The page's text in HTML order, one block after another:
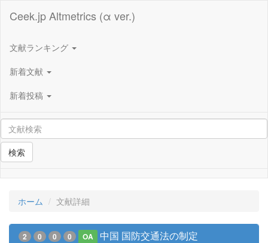
Ceek.jp Altmetrics (α ver.)
文献ランキング
新着文献
新着投稿
検索
ホーム 文献詳細
2 0 0 0 OA 中国 国防交通法の制定